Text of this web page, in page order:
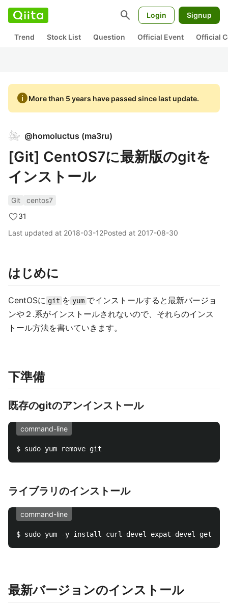
search Login Signup
Trend Stock List Question Official Event Official
infoMore than 5 years have passed since last update.
@homoluctus (ma3ru)
[Git] CentOS7に最新版のgitを
インストール
Git
centos7
31
Last updated at 2018-03-12Posted at 2017-08-30
はじめに
CentOSに git を yum でインストールすると最新バージョ
ンや２.系がインストールされないので、それらのインス
トール方法を書いていきます。
下準備
既存のgitのアンインストール
command-line
ライブラリのインストール
command-line
最新バージョンのインストール